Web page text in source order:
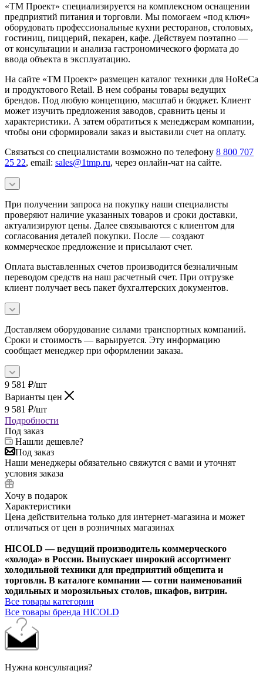
«ТМ Проект» специализируется на комплексном оснащении
предприятий питания и торговли. Мы помогаем «под ключ»
оборудовать профессиональные кухни ресторанов, столовых,
гостиниц, пиццерий, пекарен, кафе. Действуем поэтапно —
от консультации и анализа гастрономического формата до
ввода объекта в эксплуатацию.
На сайте «ТМ Проект» размещен каталог техники для HoReCa
и продуктового Retail. В нем собраны товары ведущих
брендов. Под любую концепцию, масштаб и бюджет. Клиент
может изучить предложения заводов, сравнить цены и
характеристики. А затем обратиться к менеджерам компании,
чтобы они сформировали заказ и выставили счет на оплату.
Связаться со специалистами возможно по телефону 8 800 707
25 22, email: sales@1tmp.ru, через онлайн-чат на сайте.
При получении запроса на покупку наши специалисты
проверяют наличие указанных товаров и сроки доставки,
актуализируют цены. Далее связываются с клиентом для
согласования деталей покупки. После — создают
коммерческое предложение и присылают счет.
Оплата выставленных счетов производится безналичным
переводом средств на наш расчетный счет. При отгрузке
клиент получает весь пакет бухгалтерских документов.
Доставляем оборудование силами транспортных компаний.
Сроки и стоимость — варьируется. Эту информацию
сообщает менеджер при оформлении заказа.
9 581 ₽/шт
Варианты цен
9 581 ₽/шт
Подробности
Под заказ
Нашли дешевле?
Под заказ
Наши менеджеры обязательно свяжутся с вами и уточнят
условия заказа
Хочу в подарок
Характеристики
Цена действительна только для интернет-магазина и может
отличаться от цен в розничных магазинах
HICOLD — ведущий производитель коммерческого
«холода» в России. Выпускает широкий ассортимент
холодильной техники для предприятий общепита и
торговли. В каталоге компании — сотни наименований
ходильных и морозильных столов, шкафов, витрин.
Все товары категории
Все товары бренда HICOLD
Нужна консультация?